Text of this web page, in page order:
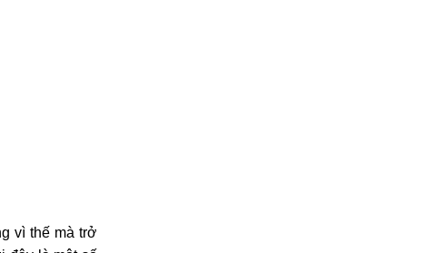
vì thế mà trở